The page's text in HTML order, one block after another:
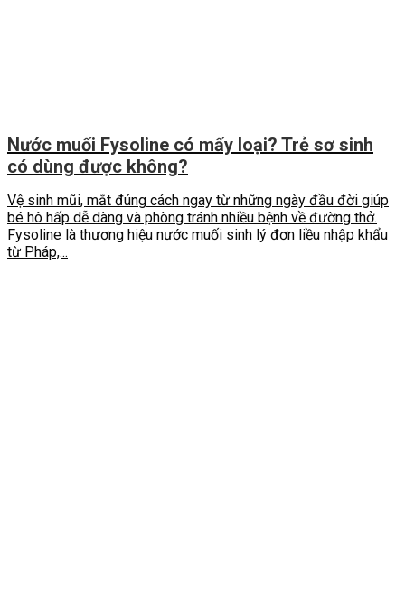
Nước muối Fysoline có mấy loại? Trẻ sơ sinh
có dùng được không?
Vệ sinh mũi, mắt đúng cách ngay từ những ngày đầu đời giúp
bé hô hấp dễ dàng và phòng tránh nhiều bệnh về đường thở.
Fysoline là thương hiệu nước muối sinh lý đơn liều nhập khẩu
từ Pháp,...